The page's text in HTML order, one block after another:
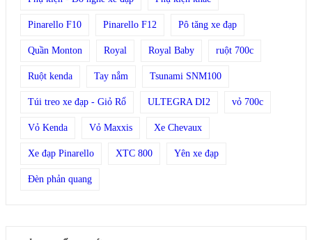
Pinarello F10 Pinarello F12 Pô tăng xe đạp
Quần Monton Royal Royal Baby ruột 700c
Ruột kenda Tay nắm Tsunami SNM100
Túi treo xe đạp - Giỏ Rổ ULTEGRA DI2 vỏ 700c
Vỏ Kenda Vỏ Maxxis Xe Chevaux
Xe đạp Pinarello XTC 800 Yên xe đạp
Đèn phản quang